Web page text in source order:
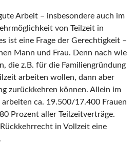
Arbeit – insbesondere auch im
von Teilzeit in
ist eine Frage der Gerechtigkeit –
Mann und Frau. Denn nach wie
die z.B. für die Familiengründung
arbeiten wollen, dann aber
zurückkehren können. Allein im
ca. 19.500/17.400 Frauen
Prozent aller Teilzeitverträge.
in Vollzeit eine